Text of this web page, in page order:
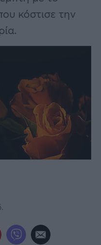
κόστισε την